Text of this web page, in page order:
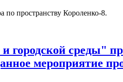
по пространству Короленко-8.
городской среды"
мероприятие